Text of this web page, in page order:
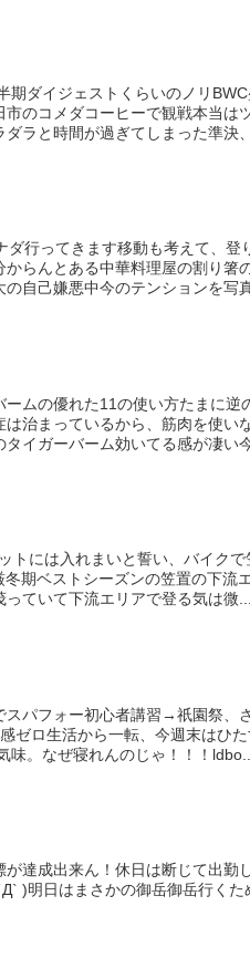
期ダイジェストくらいのノリ
市のコメダコーヒーで観戦本当は
ラと時間が過ぎてしまった準決
ダ行ってきます移動も考えて、登
らんとある中華料理屋の割り箸
自己嫌悪中今のテンションを写
ームの優れた11の使い方たまに逆
治まっているから、筋肉を使い
イガーバーム効いてる感が凄い
トには入れまいと誓い、バイクで
期ベストシーズンの笠置の下流
ていて下流エリアで登る気は微...
パフォー初心者講習→祇園祭、
ゼロ生活から一転、今週末はひた
味。なぜ寝れんのじゃ！！！ldbo...
達成出来ん！休日は断じて出勤
)明日はまさかの御岳御岳行くた